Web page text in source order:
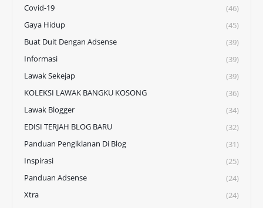
Covid-19
(46)
Gaya Hidup
(45)
Buat Duit Dengan Adsense
(39)
Informasi
(39)
Lawak Sekejap
(39)
KOLEKSI LAWAK BANGKU KOSONG
(36)
Lawak Blogger
(34)
EDISI TERJAH BLOG BARU
(32)
Panduan Pengiklanan Di Blog
(31)
Inspirasi
(25)
Panduan Adsense
(24)
Xtra
(24)